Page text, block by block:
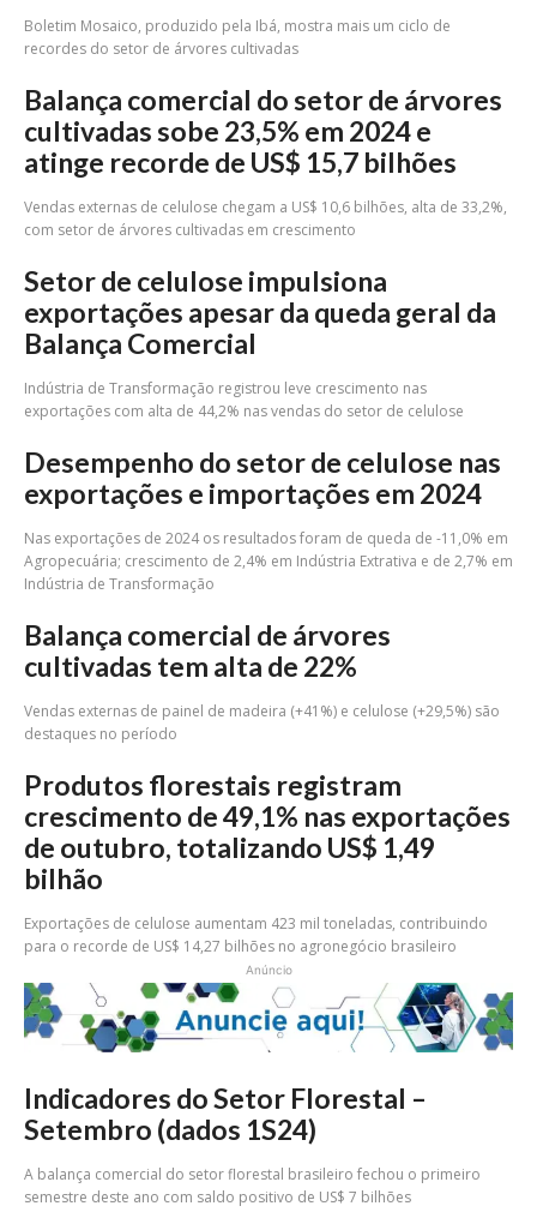
Boletim Mosaico, produzido pela Ibá, mostra mais um ciclo de
recordes do setor de árvores cultivadas
Balança comercial do setor de árvores
cultivadas sobe 23,5% em 2024 e
atinge recorde de US$ 15,7 bilhões
Vendas externas de celulose chegam a US$ 10,6 bilhões, alta de 33,2%,
com setor de árvores cultivadas em crescimento
Setor de celulose impulsiona
exportações apesar da queda geral da
Balança Comercial
Indústria de Transformação registrou leve crescimento nas
exportações com alta de 44,2% nas vendas do setor de celulose
Desempenho do setor de celulose nas
exportações e importações em 2024
Nas exportações de 2024 os resultados foram de queda de -11,0% em
Agropecuária; crescimento de 2,4% em Indústria Extrativa e de 2,7% em
Indústria de Transformação
Balança comercial de árvores
cultivadas tem alta de 22%
Vendas externas de painel de madeira (+41%) e celulose (+29,5%) são
destaques no período
Produtos florestais registram
crescimento de 49,1% nas exportações
de outubro, totalizando US$ 1,49
bilhão
Exportações de celulose aumentam 423 mil toneladas, contribuindo
para o recorde de US$ 14,27 bilhões no agronegócio brasileiro
Anúncio
Indicadores do Setor Florestal –
Setembro (dados 1S24)
A balança comercial do setor florestal brasileiro fechou o primeiro
semestre deste ano com saldo positivo de US$ 7 bilhões